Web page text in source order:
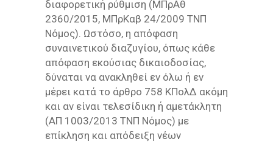
διαφορετική ρύθμιση (ΜΠρΑθ
2360/2015, ΜΠρΚαβ 24/2009 ΤΝΠ
Νόμος). Ωστόσο, η απόφαση
συναινετικού διαζυγίου, όπως κάθε
απόφαση εκούσιας δικαιοδοσίας,
δύναται να ανακληθεί εν όλω ή εν
μέρει κατά το άρθρο 758 ΚΠολΔ ακόμη
και αν είναι τελεσίδικη ή αμετάκλητη
(ΑΠ 1003/2013 ΤΝΠ Νόμος) με
επίκληση και απόδειξη νέων